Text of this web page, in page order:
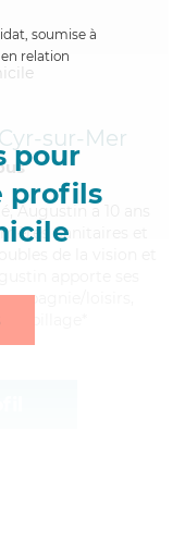
soumise à
relation
pour
profils
sur-Mer
Augustin a 10 ans
Sanitaires et
loisirs,
habillage*